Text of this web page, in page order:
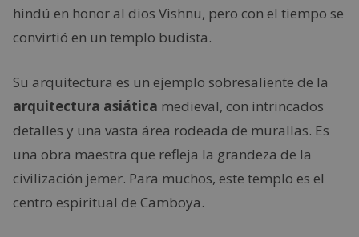
hindú en honor al dios Vishnu, pero con el tiempo se
convirtió en un templo budista.
Su arquitectura es un ejemplo sobresaliente de la
arquitectura asiática medieval, con intrincados
detalles y una vasta área rodeada de murallas. Es
una obra maestra que refleja la grandeza de la
civilización jemer. Para muchos, este templo es el
centro espiritual de Camboya.